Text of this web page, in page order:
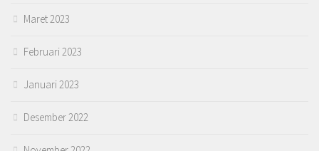
Maret 2023
Februari 2023
Januari 2023
Desember 2022